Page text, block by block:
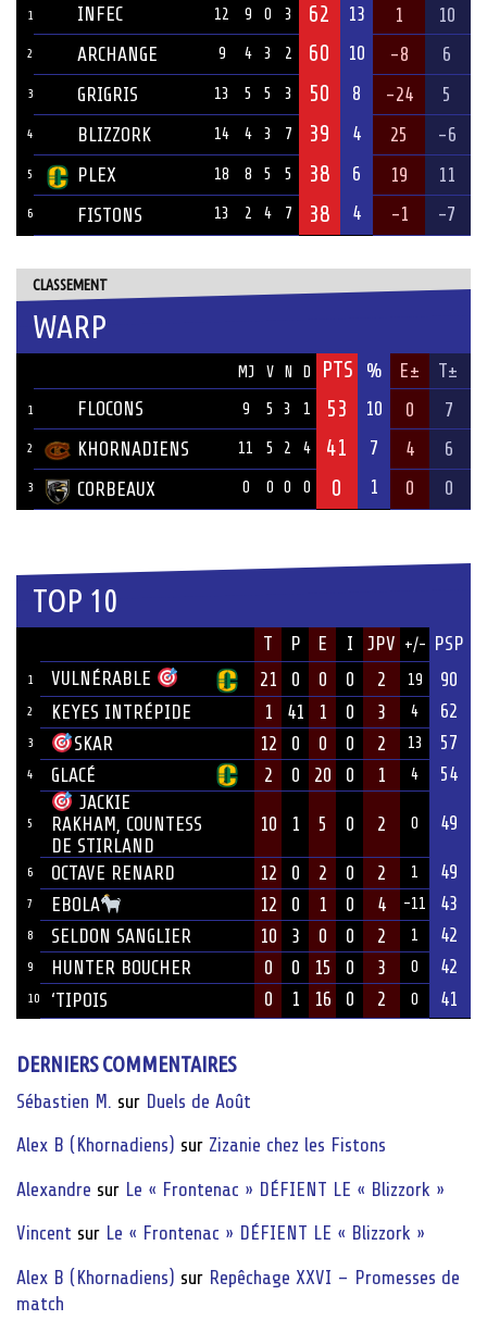
1 INFEC 12 9 0 3 62 13 1 10
2 ARCHANGE 9 4 3 2 60 10 -8 6
3 GRIGRIS 13 5 5 3 50 8 -24 5
4 BLIZZORK 14 4 3 7 39 4 25 -6
5 PLEX 18 8 5 5 38 6 19 11
6 FISTONS 13 2 4 7 38 4 -1 -7
CLASSEMENT
WARP
MJ V N D PTS % E± T±
1 FLOCONS 9 5 3 1 53 10 0 7
2 KHORNADIENS 11 5 2 4 41 7 4 6
3 CORBEAUX 0 0 0 0 0 1 0 0
TOP 10
T P E I JPV +/- PSP
1 VULNÉRABLE 21 0 0 0 2 19 90
2 KEYES INTRÉPIDE 1 41 1 0 3 4 62
3 SKAR 12 0 0 0 2 13 57
4 GLACÉ 2 0 20 0 1 4 54
5
JACKIE
RAKHAM, COUNTESS
DE STIRLAND
10 1 5 0 2 0 49
6 OCTAVE RENARD 12 0 2 0 2 1 49
7 EBOLA 12 0 1 0 4 -11 43
8 SELDON SANGLIER 10 3 0 0 2 1 42
9 HUNTER BOUCHER 0 0 15 0 3 0 42
10 ‘TIPOIS 0 1 16 0 2 0 41
DERNIERS COMMENTAIRES
Sébastien M. sur Duels de Août
Alex B (Khornadiens) sur Zizanie chez les Fistons
Alexandre sur Le « Frontenac » DÉFIENT LE « Blizzork »
Vincent sur Le « Frontenac » DÉFIENT LE « Blizzork »
Alex B (Khornadiens) sur Repêchage XXVI – Promesses de
match